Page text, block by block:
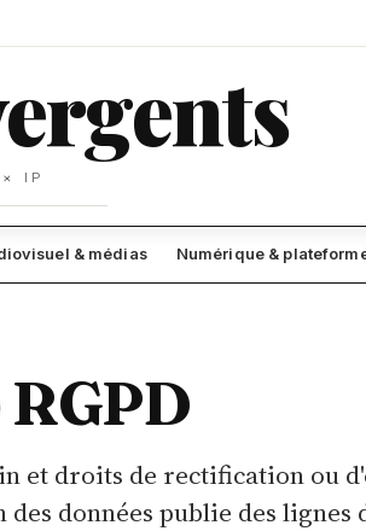
IP
& médias Numérique &
et droits de rectification ou
données publie des